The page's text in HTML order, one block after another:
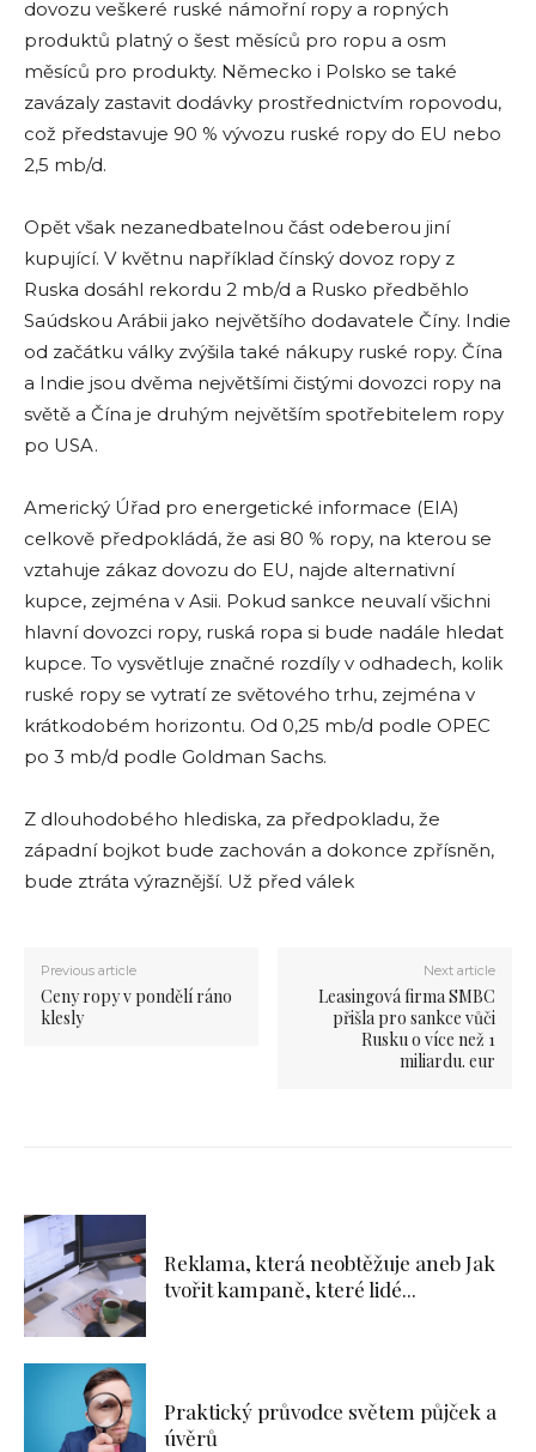
dovozu veškeré ruské námořní ropy a ropných
produktů platný o šest měsíců pro ropu a osm
měsíců pro produkty. Německo i Polsko se také
zavázaly zastavit dodávky prostřednictvím ropovodu,
což představuje 90 % vývozu ruské ropy do EU nebo
2,5 mb/d.
Opět však nezanedbatelnou část odeberou jiní
kupující. V květnu například čínský dovoz ropy z
Ruska dosáhl rekordu 2 mb/d a Rusko předběhlo
Saúdskou Arábii jako největšího dodavatele Číny. Indie
od začátku války zvýšila také nákupy ruské ropy. Čína
a Indie jsou dvěma největšími čistými dovozci ropy na
světě a Čína je druhým největším spotřebitelem ropy
po USA.
Americký Úřad pro energetické informace (EIA)
celkově předpokládá, že asi 80 % ropy, na kterou se
vztahuje zákaz dovozu do EU, najde alternativní
kupce, zejména v Asii. Pokud sankce neuvalí všichni
hlavní dovozci ropy, ruská ropa si bude nadále hledat
kupce. To vysvětluje značné rozdíly v odhadech, kolik
ruské ropy se vytratí ze světového trhu, zejména v
krátkodobém horizontu. Od 0,25 mb/d podle OPEC
po 3 mb/d podle Goldman Sachs.
Z dlouhodobého hlediska, za předpokladu, že
západní bojkot bude zachován a dokonce zpřísněn,
bude ztráta výraznější. Už před válek
Previous article
Ceny ropy v pondělí ráno
klesly
Next article
Leasingová firma SMBC
přišla pro sankce vůči
Rusku o více než 1
miliardu. eur
Reklama, která neobtěžuje aneb Jak
tvořit kampaně, které lidé...
Praktický průvodce světem půjček a
úvěrů